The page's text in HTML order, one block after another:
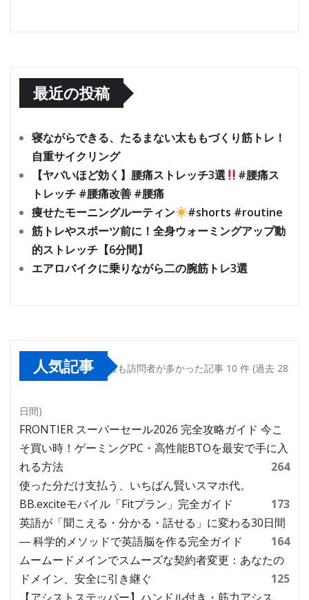
最近の投稿
寝ながらできる、たるまない太ももづくり筋トレ！
自重サイクリング
【ヤバいほど効く】腰痛ストレッチ3選
#腰痛ス
トレッチ #腰痛改善 #腰痛
痩せたモーニングルーティン
#shorts #routine
筋トレやスポーツ前に！全身ウォーミングアップ動
的ストレッチ【6分間】
エアロバイクに乗りながら二の腕筋トレ3選
人気記事 最も訪問者が多かった記事 10 件 (過去 28
日間)
FRONTIER スーパーセール2026 完全攻略ガイド 今こ
そ買い時！ゲーミングPC・高性能BTOを最安で手に入
れる方法
264
使った分だけ支払う、いちばん賢いスマホ代。
BB.exciteモバイル「Fitプラン」完全ガイド
173
英語が「聞こえる・分かる・話せる」に変わる30日間
― 科学的メソッドで英語脳を作る完全ガイド
164
ムームードメインでスムーズな契約者変更：あなたの
ドメイン、安全に引き継ぐ
125